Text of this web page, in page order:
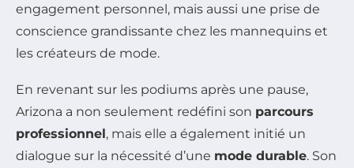
engagement personnel, mais aussi une prise de
conscience grandissante chez les mannequins et
les créateurs de mode.
En revenant sur les podiums après une pause,
Arizona a non seulement redéfini son parcours
professionnel, mais elle a également initié un
dialogue sur la nécessité d’une mode durable. Son